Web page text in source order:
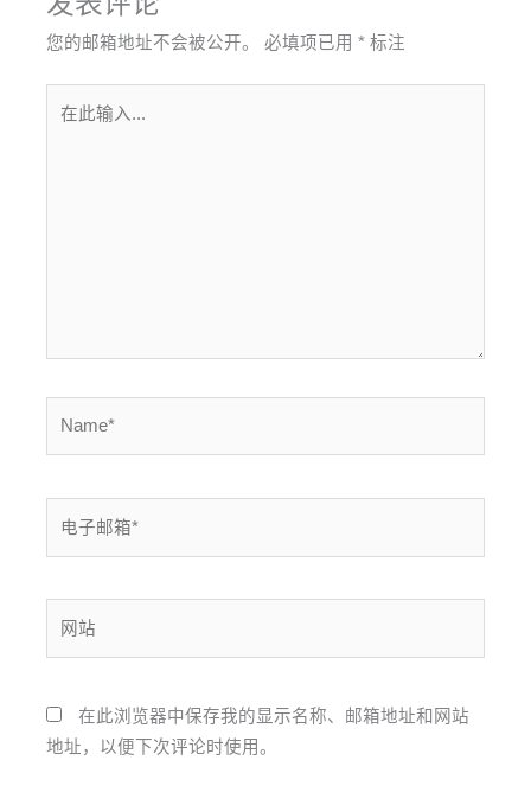
您的邮箱地址不会被公开。 必填项已用* 标注
箱
在此浏览器中保存我的显示名称、邮箱地址和网站
地址，以便下次评论时使用。